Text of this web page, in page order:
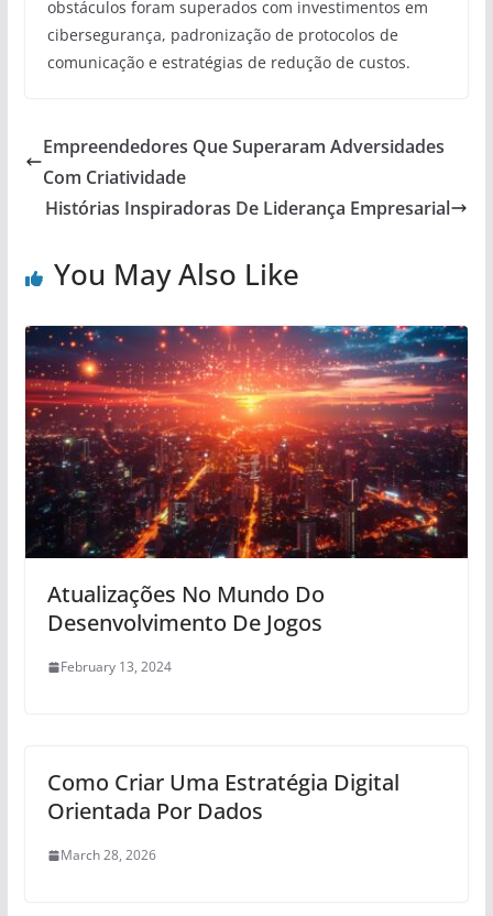
obstáculos foram superados com investimentos em
cibersegurança, padronização de protocolos de
comunicação e estratégias de redução de custos.
Empreendedores Que Superaram Adversidades
Com Criatividade
Histórias Inspiradoras De Liderança Empresarial
You May Also Like
Atualizações No Mundo Do
Desenvolvimento De Jogos
February 13, 2024
Como Criar Uma Estratégia Digital
Orientada Por Dados
March 28, 2026